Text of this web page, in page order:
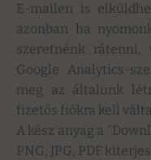
E-mailen is
azonban ha
szeretnénk rátenni,
Google Analytics-
meg az általunk
fizetős fiókra kell
A kész anyag a
PNG, JPG, PDF